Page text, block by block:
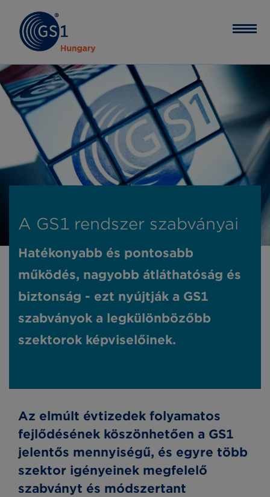
A GS1 rendszer szabványai
Hatékonyabb és pontosabb
működés, nagyobb átláthatóság és
biztonság - ezt nyújtják a GS1
szabványok a legkülönbözőbb
szektorok képviselőinek.
Az elmúlt évtizedek folyamatos
fejlődésének köszönhetően a GS1
jelentős mennyiségű, és egyre több
szektor igényeinek megfelelő
szabványt és módszertant